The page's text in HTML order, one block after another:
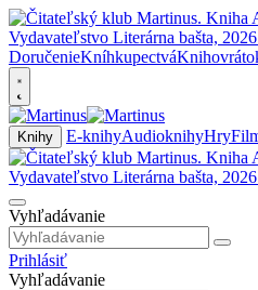
DoručenieKníhkupectvá
Knihy E-knihyAudioknihyHry
Vyhľadávanie
Prihlásiť
Vyhľadávanie